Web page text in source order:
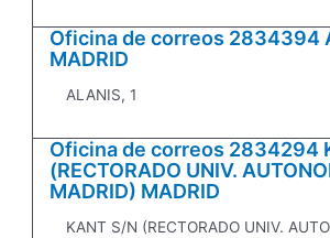
Oficina de correos 2834394
MADRID
ALANIS, 1
Oficina de correos 2834294
(RECTORADO UNIV.
MADRID) MADRID
KANT S/N (RECTORADO UNIV.